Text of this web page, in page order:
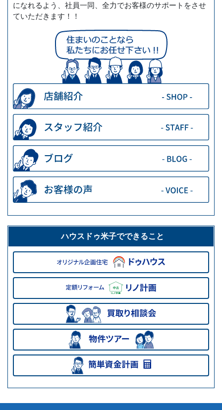
になれるよう、社員一同、全力でお客様のサポートをさせ
ていただきます！！
ハウスドゥ米子でできること